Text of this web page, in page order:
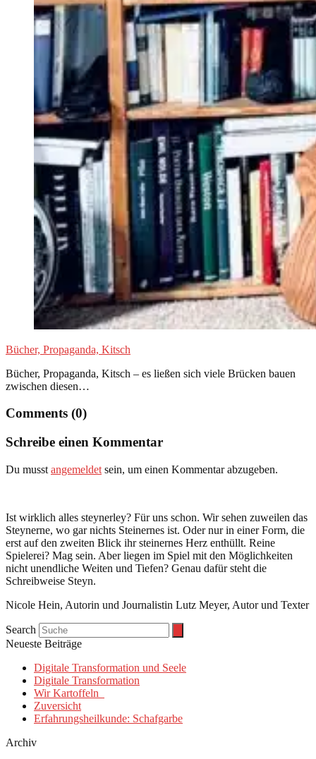
Bücher, Propaganda, Kitsch
Bücher, Propaganda, Kitsch – es ließen sich viele Brücken bauen
zwischen diesen…
Comments (0)
Schreibe einen Kommentar
Du musst angemeldet sein, um einen Kommentar abzugeben.
Ist wirklich alles steynerley? Für uns schon. Wir sehen zuweilen das
Steynerne, wo gar nichts Steinernes ist. Oder nur in einer Form, die
erst auf den zweiten Blick ihr steinernes Herz enthüllt. Reine
Spielerei? Mag sein. Aber liegen im Spiel mit den Möglichkeiten
nicht unendliche Weiten und Tiefen? Genau dafür steht die
Schreibweise Steyn.
Nicole Hein, Autorin und Journalistin Lutz Meyer, Autor und Texter
Search
Neueste Beiträge
Digitale Transformation und Seele
Digitale Transformation
Wir Kartoffeln
Zuversicht
Erfahrungsheilkunde: Schafgarbe
Archiv